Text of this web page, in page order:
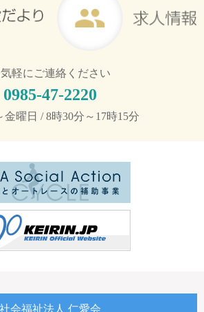
軽にご連絡ください
0985-47-2220
金曜日 / 8時30分～17時15分
社会福祉法人 仁愛会